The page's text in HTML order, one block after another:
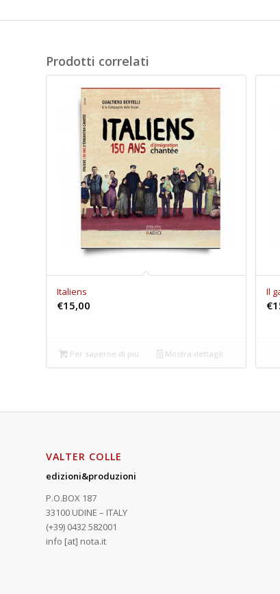
Prodotti correlati
Italiens
€15,00
Per saperne di più Mostra dettagli
Il
€
VALTER COLLE
edizioni&produzioni
P.O.BOX 187
33100 UDINE – ITALY
(+39) 0432 582001
info [at] nota.it